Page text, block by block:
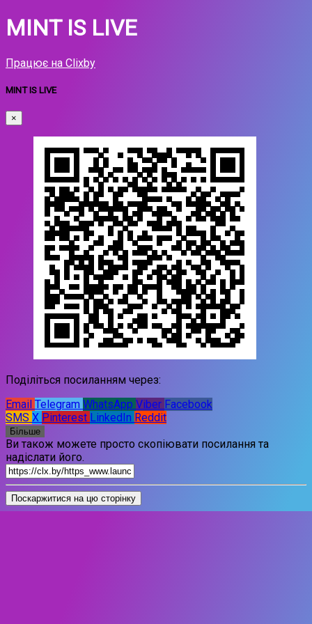
MINT IS LIVE
Працює на Clixby
MINT IS LIVE
×
Поділіться посиланням через:
Email Telegram WhatsApp Viber Facebook
SMS X Pinterest LinkedIn Reddit
Більше
Ви також можете просто скопіювати посилання та
надіслати його.
Поскаржитися на цю сторінку